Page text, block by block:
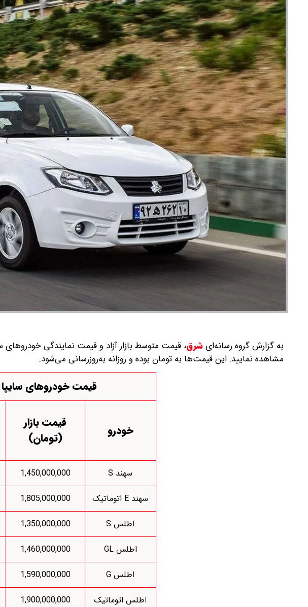
به گزارش گروه رسانه‌ایشرق،
مشاهده نمایید. این قیمت‌ها به تومان بوده و روزانه به‌روز‌رسانی می‌شود.
قیمت خودروهای سایپا
خودرو
قیمت بازار
(تومان)
سهند S 1,450,000,000
سهند E اتوماتیک
1,805,000,000
اطلس S
1,350,000,000
اطلس GL
1,460,000,000
اطلس G
1,590,000,000
اطلس اتوماتیک
1,900,000,000